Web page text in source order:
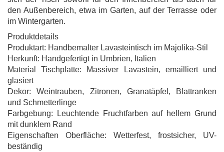
den Außenbereich, etwa im Garten, auf der Terrasse oder
im Wintergarten.
Produktdetails
Produktart: Handbemalter Lavasteintisch im Majolika-Stil
Herkunft: Handgefertigt in Umbrien, Italien
Material Tischplatte: Massiver Lavastein, emailliert und
glasiert
Dekor: Weintrauben, Zitronen, Granatäpfel, Blattranken
und Schmetterlinge
Farbgebung: Leuchtende Fruchtfarben auf hellem Grund
mit dunklem Rand
Eigenschaften Oberfläche: Wetterfest, frostsicher, UV-
beständig